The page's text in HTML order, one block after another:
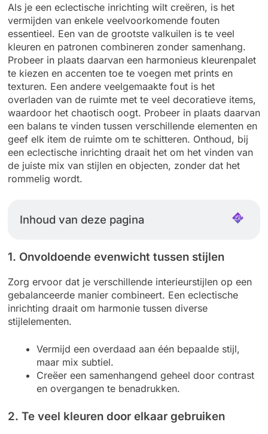
Als je een eclectische inrichting wilt creëren, is het
vermijden van enkele veelvoorkomende fouten
essentieel. Een van de grootste valkuilen is te veel
kleuren en patronen combineren zonder samenhang.
Probeer in plaats daarvan een harmonieus kleurenpalet
te kiezen en accenten toe te voegen met prints en
texturen. Een andere veelgemaakte fout is het
overladen van de ruimte met te veel decoratieve items,
waardoor het chaotisch oogt. Probeer in plaats daarvan
een balans te vinden tussen verschillende elementen en
geef elk item de ruimte om te schitteren. Onthoud, bij
een eclectische inrichting draait het om het vinden van
de juiste mix van stijlen en objecten, zonder dat het
rommelig wordt.
Inhoud van deze pagina
1. Onvoldoende evenwicht tussen stijlen
Zorg ervoor dat je verschillende interieurstijlen op een
gebalanceerde manier combineert. Een eclectische
inrichting draait om harmonie tussen diverse
stijlelementen.
Vermijd een overdaad aan één bepaalde stijl,
maar mix subtiel.
Creëer een samenhangend geheel door contrast
en overgangen te benadrukken.
2. Te veel kleuren door elkaar gebruiken